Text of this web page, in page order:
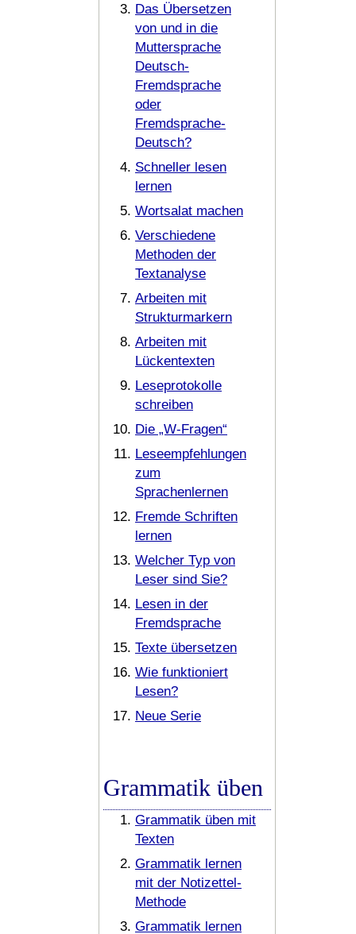
Das Übersetzen
von und in die
Muttersprache
Deutsch-
Fremdsprache
oder
Fremdsprache-
Deutsch?
Schneller lesen
lernen
Wortsalat machen
Verschiedene
Methoden der
Textanalyse
Arbeiten mit
Strukturmarkern
Arbeiten mit
Lückentexten
Leseprotokolle
schreiben
Die „W-Fragen“
Leseempfehlungen
zum
Sprachenlernen
Fremde Schriften
lernen
Welcher Typ von
Leser sind Sie?
Lesen in der
Fremdsprache
Texte übersetzen
Wie funktioniert
Lesen?
Neue Serie
Grammatik üben
Grammatik üben mit
Texten
Grammatik lernen
mit der Notizettel-
Methode
Grammatik lernen